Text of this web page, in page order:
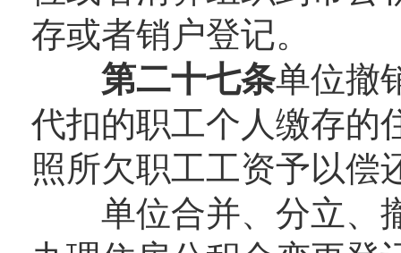
存或者销户登记。
第二十七条单位撤
代扣的职工个人缴存的
照所欠职工工资予以偿
单位合并、分立、撤